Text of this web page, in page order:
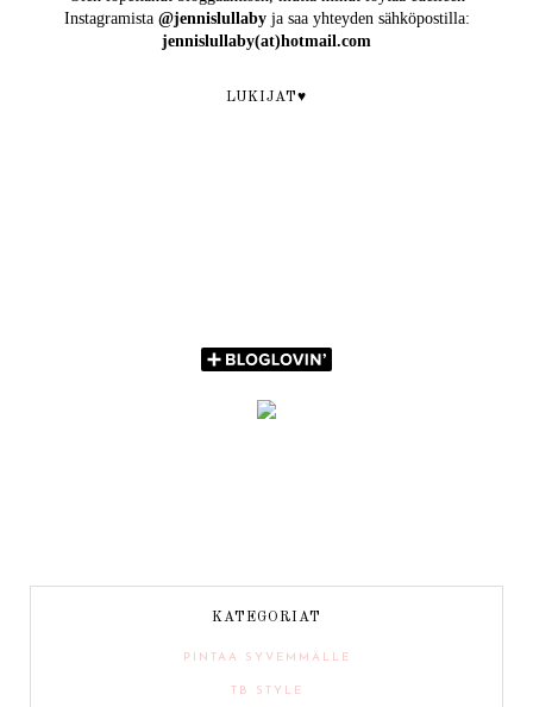
Instagramista @jennislullabyja saa yhteyden sähköpostilla:
jennislullaby(at)hotmail.com
LUKIJAT♥
KATEGORIAT
PINTAA SYVEMMÄLLE
TB STYLE